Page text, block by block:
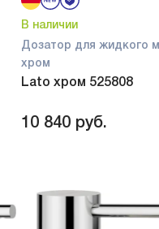
В наличии
Дозатор для жидкого
хром
Lato хром 525808
10 840 руб.